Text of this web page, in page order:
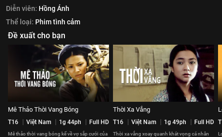
Diễn viên: Hồng Ánh
Thể loại: Phim tình cảm
Đề xuất cho bạn
Mê Thảo Thời Vang Bóng
T16 Việt Nam 1g 44ph Full HD
Mê thảo thời vang bóng kể về vợ sắp cưới của
Thời Xa Vắng
T16 Việt Nam 1g 49ph Full HD
Thời xa vắng xoay quanh khát vọng cá nhân